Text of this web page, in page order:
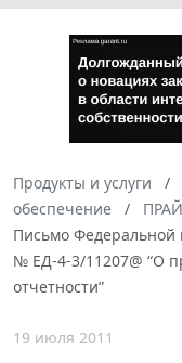
Продукты и услуги
обеспечение
Письмо Федеральной
№ ЕД-4-3/11207@ “О
отчетности”
19 июля 2011